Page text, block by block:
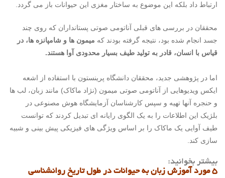
ارتباط داد بلکه این موضوع به ساختار مغزی این حیوانات باز می گردد.
محققان در بررسی های قبلی آناتومی صوتی پستانداران که روی چند
جسد انجام شده بود، نتیجه گرفته بودند که میمون ها و شامپانزه ها، در
قیاس با انسان، قادر به تولید طیف بسیار محدودی آوا هستند.
اما در پژوهشی جدید، محققان دانشگاه پرینستون با استفاده از اشعه
ایکس ویدیوهایی از آناتومی صوتی میمون (نژاد ماکاک) مانند زبان، لب ها
و حنجره آنها تهیه و سپس کارشناسان آزمایشگاه هوش مصنوعی در
بلژیک این اطلاعات را به یک الگوی رایانه ای تبدیل کردند که توانست
طیف آوایی یک ماکاک را بر اساس ویژگی های فیزیکی پیش بینی و شبیه
سازی کند.
بیشتر بخوانید:
۵ مورد آموزش زبان به حیوانات در طول تاریخ روانشناسی